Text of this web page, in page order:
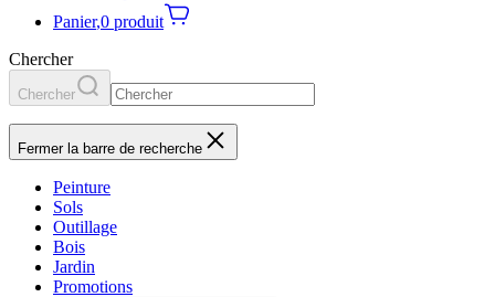
Panier,0 produit
Chercher
Chercher
Fermer la barre de recherche
Peinture
Sols
Outillage
Bois
Jardin
Promotions